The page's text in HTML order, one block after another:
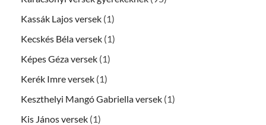
Kassák Lajos versek (1)
Kecskés Béla versek (1)
Képes Géza versek (1)
Kerék Imre versek (1)
Keszthelyi Mangó Gabriella versek (1)
Kis János versek (1)